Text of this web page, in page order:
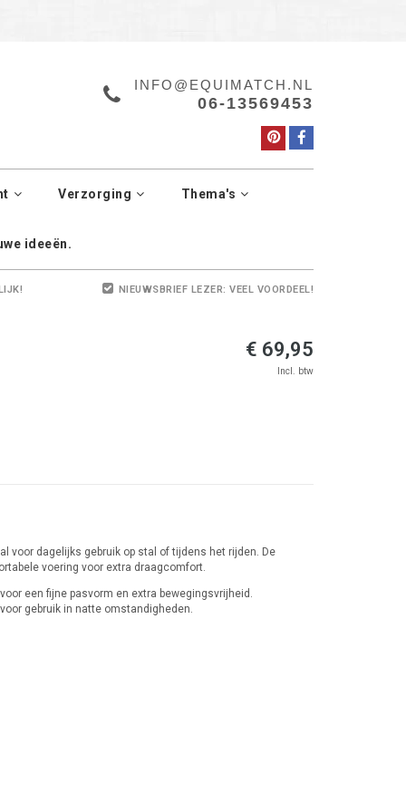
INFO@EQUIMATCH.NL
06-13569453
Verzorging Thema's
ideeën.
NIEUWSBRIEF LEZER: VEEL VOORDEEL!
€ 69,95
Incl. btw
voor dagelijks gebruik op stal of tijdens het rijden. De
voering voor extra draagcomfort.
een fijne pasvorm en extra bewegingsvrijheid.
gebruik in natte omstandigheden.